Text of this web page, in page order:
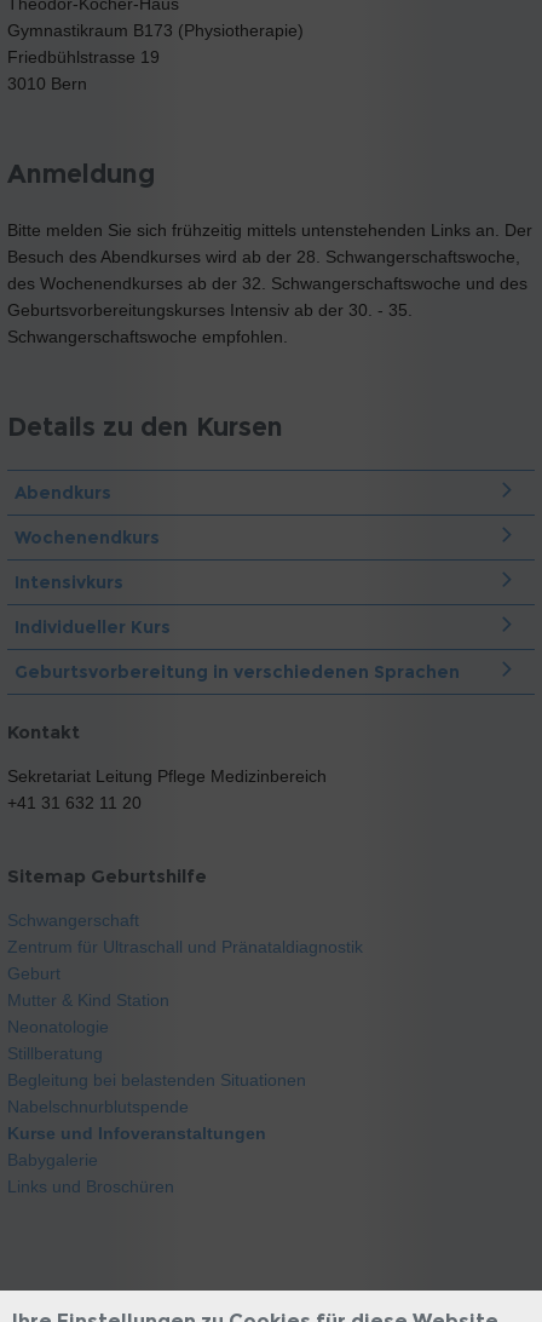
Gymnastikraum B173 (Physiotherapie)
Friedbühlstrasse 19
3010 Bern
Anmeldung
Bitte melden Sie sich frühzeitig mittels untenstehenden Links an. Der
Besuch des Abendkurses wird ab der 28. Schwangerschaftswoche,
des Wochenendkurses ab der 32. Schwangerschaftswoche und des
Geburtsvorbereitungskurses Intensiv ab der 30. - 35.
Schwangerschaftswoche empfohlen.
Details zu den Kursen
Abendkurs
Wochenendkurs
Intensivkurs
Individueller Kurs
Geburtsvorbereitung in verschiedenen Sprachen
Kontakt
Sekretariat Leitung Pflege Medizinbereich
+41 31 632 11 20
Sitemap Geburtshilfe
Schwangerschaft
Zentrum für Ultraschall und Pränataldiagnostik
Geburt
Mutter & Kind Station
Neonatologie
Stillberatung
Begleitung bei belastenden Situationen
Nabelschnurblutspende
Kurse und Infoveranstaltungen
Babygalerie
Links und Broschüren